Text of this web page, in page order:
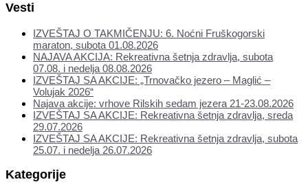
Vesti
IZVEŠTAJ O TAKMIČENJU: 6. Noćni Fruškogorski
maraton, subota 01.08.2026
NAJAVA AKCIJA: Rekreativna šetnja zdravlja, subota
07.08. i nedelja 08.08.2026
IZVEŠTAJ SA AKCIJE: „Trnovačko jezero – Maglić –
Volujak 2026“
Najava akcije: vrhove Rilskih sedam jezera 21-23.08.2026
IZVEŠTAJ SA AKCIJE: Rekreativna šetnja zdravlja, sreda
29.07.2026
IZVEŠTAJ SA AKCIJE: Rekreativna šetnja zdravlja, subota
25.07. i nedelja 26.07.2026
Kategorije